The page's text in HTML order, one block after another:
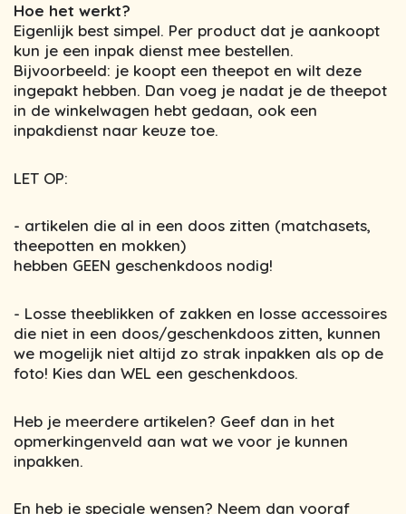
Hoe het werkt?
Eigenlijk best simpel. Per product dat je aankoopt
kun je een inpak dienst mee bestellen.
Bijvoorbeeld: je koopt een theepot en wilt deze
ingepakt hebben. Dan voeg je nadat je de theepot
in de winkelwagen hebt gedaan, ook een
inpakdienst naar keuze toe.
LET OP:
- artikelen die al in een doos zitten (matchasets,
theepotten en mokken)
hebben GEEN geschenkdoos nodig!
- Losse theeblikken of zakken en losse accessoires
die niet in een doos/geschenkdoos zitten, kunnen
we mogelijk niet altijd zo strak inpakken als op de
foto! Kies dan WEL een geschenkdoos.
Heb je meerdere artikelen? Geef dan in het
opmerkingenveld aan wat we voor je kunnen
inpakken.
En heb je speciale wensen? Neem dan vooraf